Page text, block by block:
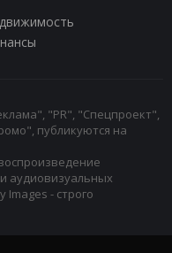
"PR", "Спецпроект",
публикуются на
аудиовизуальных
- строго